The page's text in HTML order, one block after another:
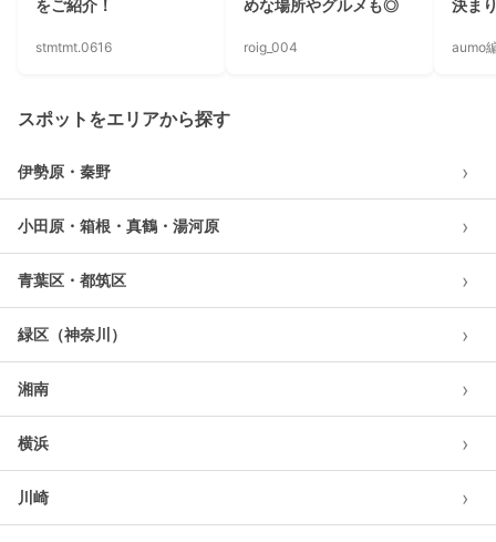
をご紹介！
stmtmt.0616
めな場所やグルメも◎
roig_004
決ま
aumo
スポットをエリアから探す
伊勢原・秦野 ›
小田原・箱根・真鶴・湯河原 ›
青葉区・都筑区 ›
緑区（神奈川） ›
湘南 ›
横浜 ›
川崎 ›